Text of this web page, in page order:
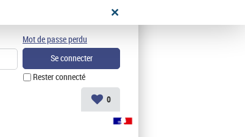
Rester connecté
Mot de passe perdu
0